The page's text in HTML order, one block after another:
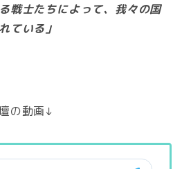
戦士たちによって、我々の国
ている」
の動画↓